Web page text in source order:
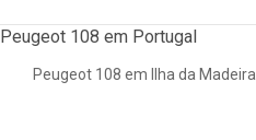
Peugeot 108 em Portugal
Peugeot 108 em Ilha da Madeira